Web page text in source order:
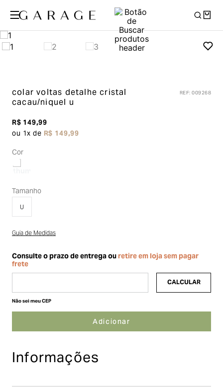
colar voltas detalhe cristal
cacau/niquel u
REF:009268
R$149,99
ou 1x de R$ 149,99
Cor
Tamanho
U
Guia de Medidas
Não sei meu CEP
Informações